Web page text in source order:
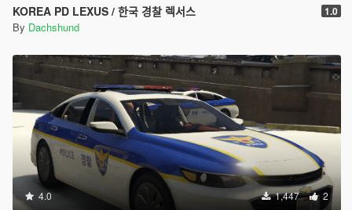
KOREA PD LEXUS / 한국 경찰 렉서스 1.0
By Dachshund
4.0 1,447 2